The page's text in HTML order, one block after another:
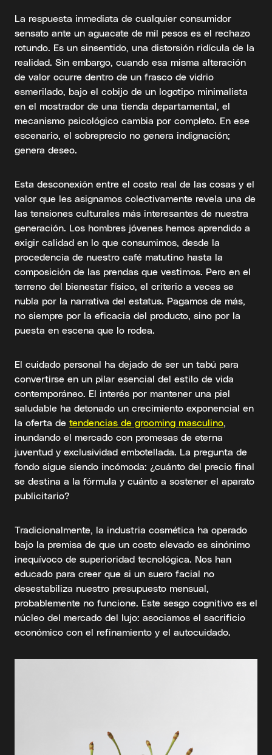
La respuesta inmediata de cualquier consumidor
sensato ante un aguacate de mil pesos es el rechazo
rotundo. Es un sinsentido, una distorsión ridícula de la
realidad. Sin embargo, cuando esa misma alteración
de valor ocurre dentro de un frasco de vidrio
esmerilado, bajo el cobijo de un logotipo minimalista
en el mostrador de una tienda departamental, el
mecanismo psicológico cambia por completo. En ese
escenario, el sobreprecio no genera indignación;
genera deseo.
Esta desconexión entre el costo real de las cosas y el
valor que les asignamos colectivamente revela una de
las tensiones culturales más interesantes de nuestra
generación. Los hombres jóvenes hemos aprendido a
exigir calidad en lo que consumimos, desde la
procedencia de nuestro café matutino hasta la
composición de las prendas que vestimos. Pero en el
terreno del bienestar físico, el criterio a veces se
nubla por la narrativa del estatus. Pagamos de más,
no siempre por la eficacia del producto, sino por la
puesta en escena que lo rodea.
El cuidado personal ha dejado de ser un tabú para
convertirse en un pilar esencial del estilo de vida
contemporáneo. El interés por mantener una piel
saludable ha detonado un crecimiento exponencial en
la oferta de tendencias de grooming masculino,
inundando el mercado con promesas de eterna
juventud y exclusividad embotellada. La pregunta de
fondo sigue siendo incómoda: ¿cuánto del precio final
se destina a la fórmula y cuánto a sostener el aparato
publicitario?
Tradicionalmente, la industria cosmética ha operado
bajo la premisa de que un costo elevado es sinónimo
inequívoco de superioridad tecnológica. Nos han
educado para creer que si un suero facial no
desestabiliza nuestro presupuesto mensual,
probablemente no funcione. Este sesgo cognitivo es el
núcleo del mercado del lujo: asociamos el sacrificio
económico con el refinamiento y el autocuidado.